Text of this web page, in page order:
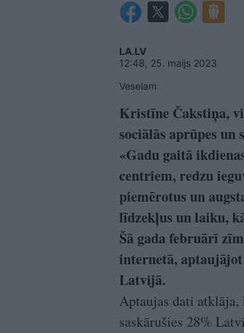
LA.LV
12:48, 25. maijs 2023
Veselam
Kristīne Čakstiņa,
sociālās aprūpes
«Gadu gaitā
centriem, redzu
piemērotus un
līdzekļus un laiku,
Šā gada februārī
internetā,
Latvijā.
Aptaujas dati atklāja,
saskārušies 28%